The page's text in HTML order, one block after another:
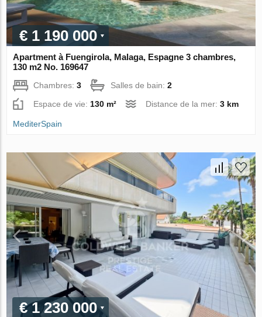
€ 1 190 000
Apartment à Fuengirola, Malaga, Espagne 3 chambres,
130 m2 No. 169647
Chambres:3 Salles de bain:2
Espace de vie: 130 m² Distance de la mer:3 km
MediterSpain
€ 1 230 000